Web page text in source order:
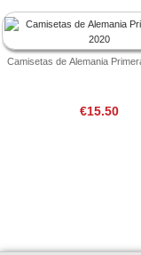
Camisetas de Alemania
€15.50